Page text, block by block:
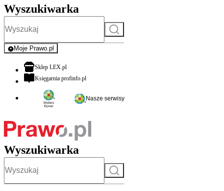
Wyszukiwarka
Szukaj
Moje Prawo.pl
- rejestracja i logowanie do serwisu
Sklep LEX.plotwiera się w nowej karcie
Księgarnia profinfo.plotwiera się w nowej karcie
Nasze serwisy
Wyszukiwarka
Szukaj